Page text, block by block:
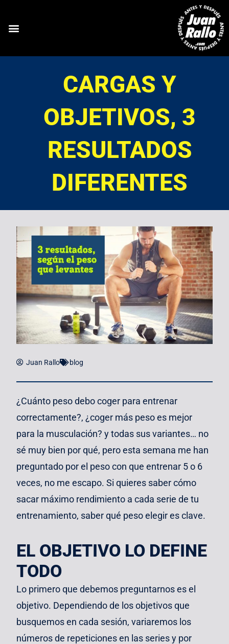
CARGAS Y
OBJETIVOS, 3
RESULTADOS
DIFERENTES
Juan Rallo blog
¿Cuánto peso debo coger para entrenar
correctamente?, ¿coger más peso es mejor
para la musculación? y todas sus variantes… no
sé muy bien por qué, pero esta semana me han
preguntado por el peso con que entrenar 5 o 6
veces, no me escapo. Si quieres saber cómo
sacar máximo rendimiento a cada serie de tu
entrenamiento, saber qué peso elegir es clave.
EL OBJETIVO LO DEFINE
TODO
Lo primero que debemos preguntarnos es el
objetivo. Dependiendo de los objetivos que
busquemos en cada sesión, variaremos los
números de repeticiones en las series y por